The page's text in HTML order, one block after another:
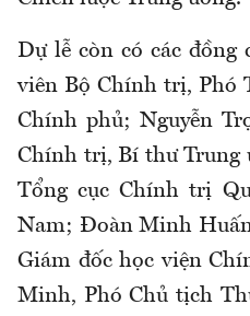
Dự lễ còn có các đồng
viên Bộ Chính trị, Phó
Chính phủ; Nguyễn
Chính trị, Bí thư Trung
Tổng cục Chính trị
Nam; Đoàn Minh
Giám đốc học viện
Minh, Phó Chủ tịch